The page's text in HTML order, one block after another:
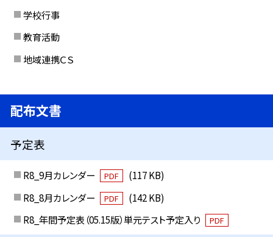
学校行事
教育活動
地域連携ＣＳ
配布文書
予定表
R8_9月カレンダー PDF
(117 KB)
R8_8月カレンダー
PDF
(142 KB)
R8_年間予定表（05.15版）単元テスト予定入り
PDF